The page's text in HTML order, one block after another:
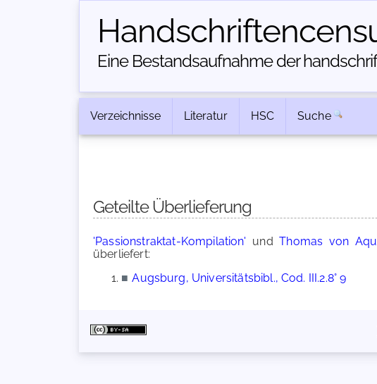
Eine Bestandsaufnahme der
Verzeichnisse Literatur HSC Suche
Geteilte Überlieferung
'Passionstraktat-Kompilation' undThomas von
überliefert:
■ Augsburg, Universitätsbibl., Cod. III.2.8° 9